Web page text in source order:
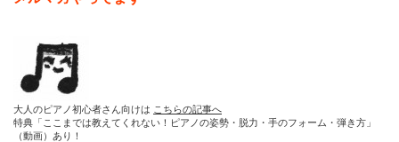
大人のピアノ初心者さん向けは こちらの記事へ
特典「ここまでは教えてくれない！ピアノの姿勢・脱力・手のフォーム・弾き方」
（動画）あり！